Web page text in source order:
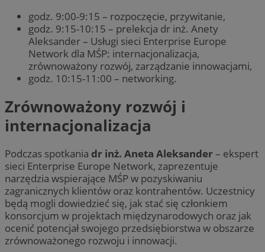
godz. 9:00-9:15 – rozpoczęcie, przywitanie,
godz. 9:15-10:15 – prelekcja dr inż. Anety
Aleksander – Usługi sieci Enterprise Europe
Network dla MŚP: internacjonalizacja,
zrównoważony rozwój, zarządzanie innowacjami,
godz. 10:15-11:00 – networking.
Zrównoważony rozwój i
internacjonalizacja
Podczas spotkania dr inż. Aneta Aleksander– ekspert
sieci Enterprise Europe Network, zaprezentuje
narzędzia wspierające MŚP w pozyskiwaniu
zagranicznych klientów oraz kontrahentów. Uczestnicy
będą mogli dowiedzieć się, jak stać się członkiem
konsorcjum w projektach międzynarodowych oraz jak
ocenić potencjał swojego przedsiębiorstwa w obszarze
zrównoważonego rozwoju i innowacji.